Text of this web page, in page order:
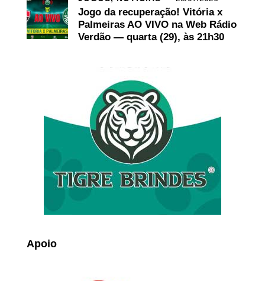
Jogo da recuperação! Vitória x
Palmeiras AO VIVO na Web Rádio
Verdão — quarta (29), às 21h30
Apoio